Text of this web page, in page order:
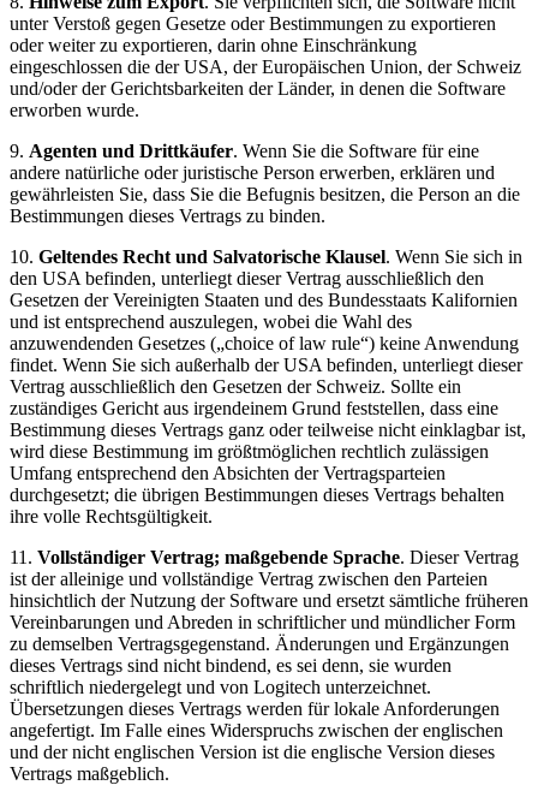
unter Verstoß gegen Gesetze oder Bestimmungen zu exportieren
oder weiter zu exportieren, darin ohne Einschränkung
eingeschlossen die der USA, der Europäischen Union, der Schweiz
und/oder der Gerichtsbarkeiten der Länder, in denen die Software
erworben wurde.
9. Agenten und Drittkäufer. Wenn Sie die Software für eine
andere natürliche oder juristische Person erwerben, erklären und
gewährleisten Sie, dass Sie die Befugnis besitzen, die Person an die
Bestimmungen dieses Vertrags zu binden.
10. Geltendes Recht und Salvatorische Klausel. Wenn Sie sich in
den USA befinden, unterliegt dieser Vertrag ausschließlich den
Gesetzen der Vereinigten Staaten und des Bundesstaats Kalifornien
und ist entsprechend auszulegen, wobei die Wahl des
anzuwendenden Gesetzes („choice of law rule“) keine Anwendung
findet. Wenn Sie sich außerhalb der USA befinden, unterliegt dieser
Vertrag ausschließlich den Gesetzen der Schweiz. Sollte ein
zuständiges Gericht aus irgendeinem Grund feststellen, dass eine
Bestimmung dieses Vertrags ganz oder teilweise nicht einklagbar ist,
wird diese Bestimmung im größtmöglichen rechtlich zulässigen
Umfang entsprechend den Absichten der Vertragsparteien
durchgesetzt; die übrigen Bestimmungen dieses Vertrags behalten
ihre volle Rechtsgültigkeit.
11. Vollständiger Vertrag; maßgebende Sprache. Dieser Vertrag
ist der alleinige und vollständige Vertrag zwischen den Parteien
hinsichtlich der Nutzung der Software und ersetzt sämtliche früheren
Vereinbarungen und Abreden in schriftlicher und mündlicher Form
zu demselben Vertragsgegenstand. Änderungen und Ergänzungen
dieses Vertrags sind nicht bindend, es sei denn, sie wurden
schriftlich niedergelegt und von Logitech unterzeichnet.
Übersetzungen dieses Vertrags werden für lokale Anforderungen
angefertigt. Im Falle eines Widerspruchs zwischen der englischen
und der nicht englischen Version ist die englische Version dieses
Vertrags maßgeblich.